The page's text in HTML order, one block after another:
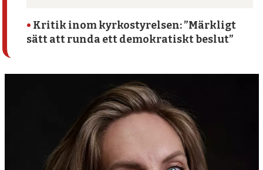
• Kritik inom kyrko­styrelsen: ”Märkligt
sätt att runda ett demokratiskt beslut”